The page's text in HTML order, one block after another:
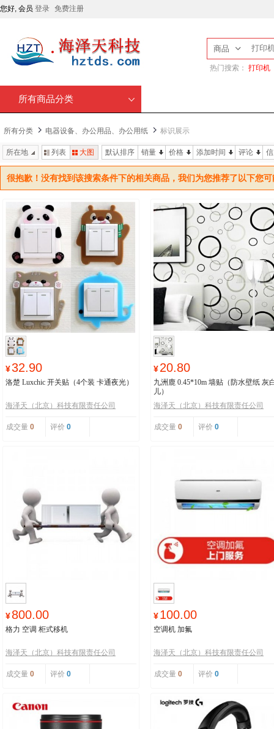
您好, 会员 登录 免费注册
商品
热门搜索： 打印机
所有商品分类
所有分类 电器设备、办公用品、办公用纸 标识展示
所在地 列表 大图 默认排序 销量 价格 添加时间 评论
很抱歉！没有找到该搜索条件下的相关商品，我们为您推荐了以下您
¥32.90
洛楚 Luxchic 开关贴（4个装 卡通夜光）
海泽天（北京）科技有限责任公司
成交量 0 评价 0
¥20.80
九洲鹿 0.45*10m 墙贴（防水壁纸 灰
儿）
海泽天（北京）科技有限责任公司
成交量 0 评价 0
¥800.00
格力 空调 柜式移机
海泽天（北京）科技有限责任公司
成交量 0 评价 0
¥100.00
空调机 加氟
海泽天（北京）科技有限责任公司
成交量 0 评价 0